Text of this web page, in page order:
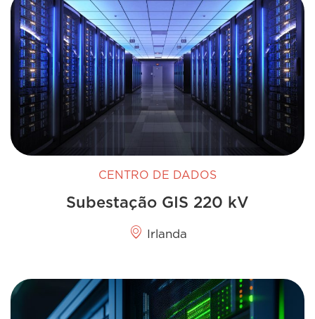
CENTRO DE DADOS
Subestação GIS 220 kV
Irlanda